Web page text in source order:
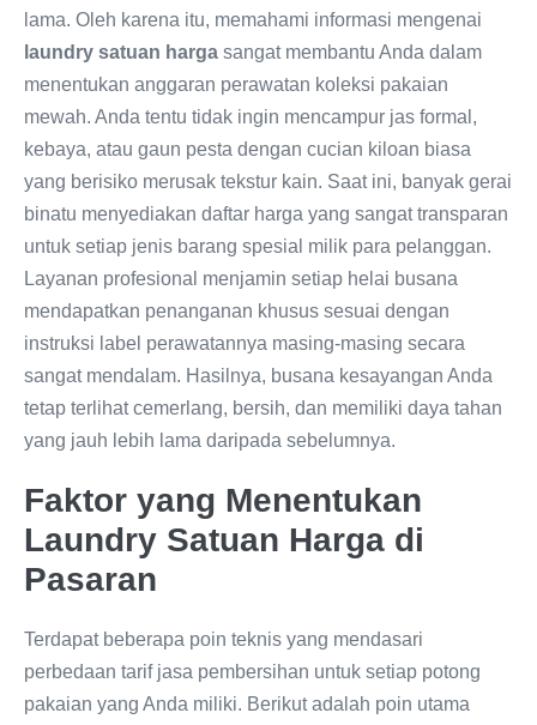
lama. Oleh karena itu, memahami informasi mengenai
laundry satuan harga sangat membantu Anda dalam
menentukan anggaran perawatan koleksi pakaian
mewah. Anda tentu tidak ingin mencampur jas formal,
kebaya, atau gaun pesta dengan cucian kiloan biasa
yang berisiko merusak tekstur kain. Saat ini, banyak gerai
binatu menyediakan daftar harga yang sangat transparan
untuk setiap jenis barang spesial milik para pelanggan.
Layanan profesional menjamin setiap helai busana
mendapatkan penanganan khusus sesuai dengan
instruksi label perawatannya masing-masing secara
sangat mendalam. Hasilnya, busana kesayangan Anda
tetap terlihat cemerlang, bersih, dan memiliki daya tahan
yang jauh lebih lama daripada sebelumnya.
Faktor yang Menentukan
Laundry Satuan Harga di
Pasaran
Terdapat beberapa poin teknis yang mendasari
perbedaan tarif jasa pembersihan untuk setiap potong
pakaian yang Anda miliki. Berikut adalah poin utama